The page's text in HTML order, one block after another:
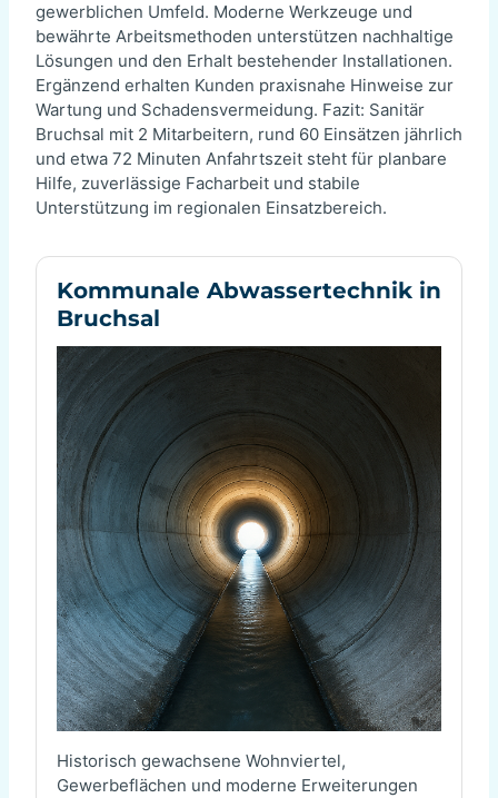
gewerblichen Umfeld. Moderne Werkzeuge und
bewährte Arbeitsmethoden unterstützen nachhaltige
Lösungen und den Erhalt bestehender Installationen.
Ergänzend erhalten Kunden praxisnahe Hinweise zur
Wartung und Schadensvermeidung. Fazit: Sanitär
Bruchsal mit 2 Mitarbeitern, rund 60 Einsätzen jährlich
und etwa 72 Minuten Anfahrtszeit steht für planbare
Hilfe, zuverlässige Facharbeit und stabile
Unterstützung im regionalen Einsatzbereich.
Kommunale Abwassertechnik in
Bruchsal
Historisch gewachsene Wohnviertel,
Gewerbeflächen und moderne Erweiterungen